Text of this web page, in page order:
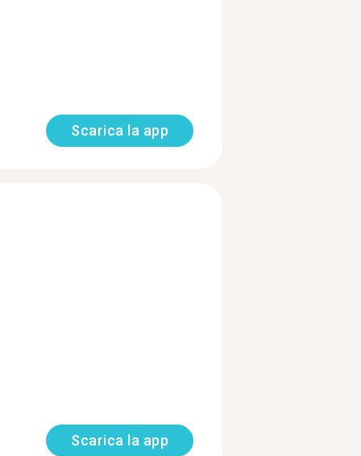
Scarica la app
Scarica la app